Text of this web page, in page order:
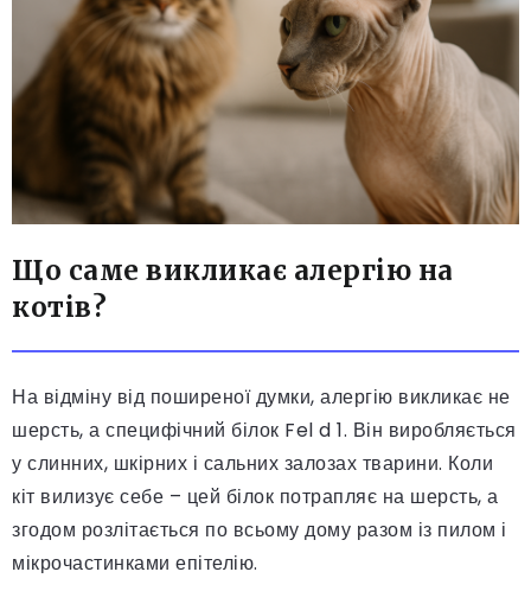
Що саме викликає алергію на
котів?
На відміну від поширеної думки, алергію викликає не
шерсть, а специфічний білок Fel d 1. Він виробляється
у слинних, шкірних і сальних залозах тварини. Коли
кіт вилизує себе – цей білок потрапляє на шерсть, а
згодом розлітається по всьому дому разом із пилом і
мікрочастинками епітелію.